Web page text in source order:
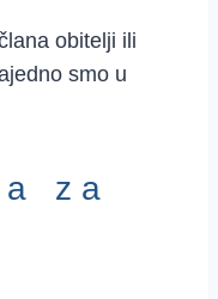
obitelji ili
smo u
za